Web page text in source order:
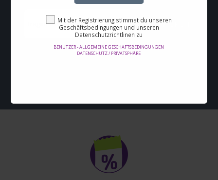
Mit der Registrierung stimmst du unseren
Geschäftsbedingungen und unseren
Datenschutzrichtlinen zu
BENUTZER - ALLGEMEINE GESCHÄFTSBEDINGUNGEN
DATENSCHUTZ / PRIVATSPHÄRE
REGISTRIEREN
Mit der Registrierung stimmst du unseren